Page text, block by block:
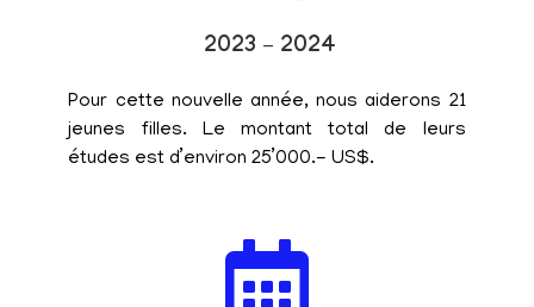
2023 – 2024
Pour cette nouvelle année, nous aiderons 21
jeunes filles. Le montant total de leurs
études est d’environ 25’000.- US$.